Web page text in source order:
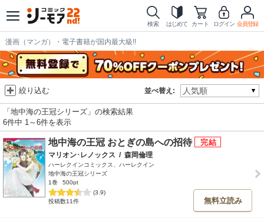
検索 はじめて カート ログイン 会員登録
漫画（マンガ）・電子書籍が国内最大級!!
並べ替え:
絞り込む
「地中海の王冠シリーズ」の検索結果
6件中 1～6件を表示
地中海の王冠 おとぎの島への招待
マリオン･レノックス / 森岡倫理
ハーレクインコミックス、ハーレクイン
地中海の王冠シリーズ
1巻
500pt
(3.9)
投稿数11件
無料立読み